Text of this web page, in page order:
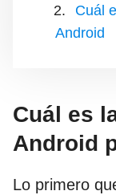
Cuál
Android
Cuál es
Android
Lo primero